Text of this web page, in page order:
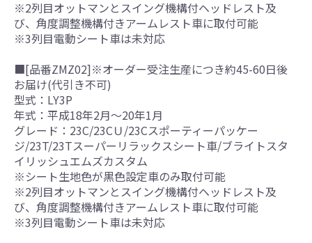
※2列目オットマンとスイング機構付ヘッドレスト及
び、角度調整機構付きアームレスト車に取付可能
※3列目電動シート車は未対応
■[品番ZMZ02]※オーダー受注生産につき約45-60日後
お届け(代引き不可)
型式：LY3P
年式：平成18年2月～20年1月
グレード：23C/23CＵ/23Cスポーティーパッケー
ジ/23T/23Tスーパーリラックスシート車/ブライトスタ
イリッシュエムズカスタム
※シート生地色が黒色設定車のみ取付可能
※2列目オットマンとスイング機構付ヘッドレスト及
び、角度調整機構付きアームレスト車に取付可能
※3列目電動シート車は未対応